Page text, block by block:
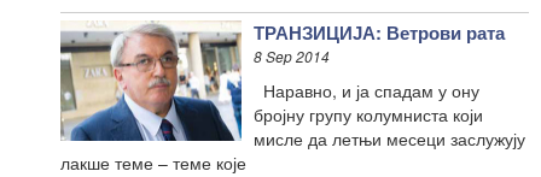
ТРАНЗИЦИЈА: Ветрови рата
8 Sep 2014
Наравно, и ја спадам у ону
бројну групу колумниста који
мисле да летњи месеци заслужују
лакше теме – теме које